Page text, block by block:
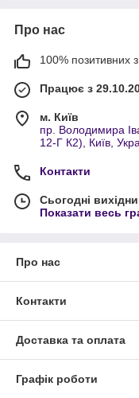
Про нас
100% позитивних з
Працює з
м. Київ
пр. Володимира
12-Г К2), Київ,
Контакти
Сьогодні
Показати весь
Про нас
Контакти
Доставка та оплата
Графік роботи